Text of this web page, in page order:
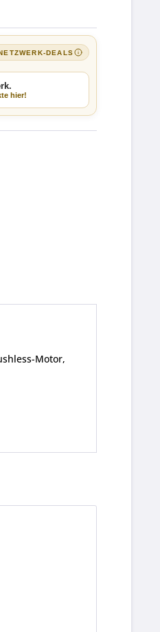
DEALS
hier!
Motor,